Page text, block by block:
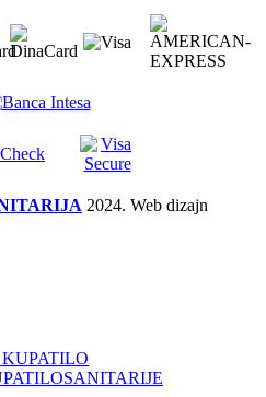
2024. Web dizajn
SANITARIJE